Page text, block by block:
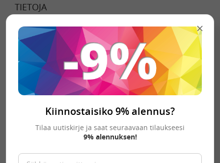
TIETOJA
Tietoa meistä
Toimitustavat
Toimitusehdot
Tietosuojaseloste
YHTEYSTIEDOT
palvelu@toimistotarviketukku.fi
Kiinnostaisiko 9% alennus?
Tilaa uutiskirje ja saat seuraavaan tilaukseesi
9% alennuksen!